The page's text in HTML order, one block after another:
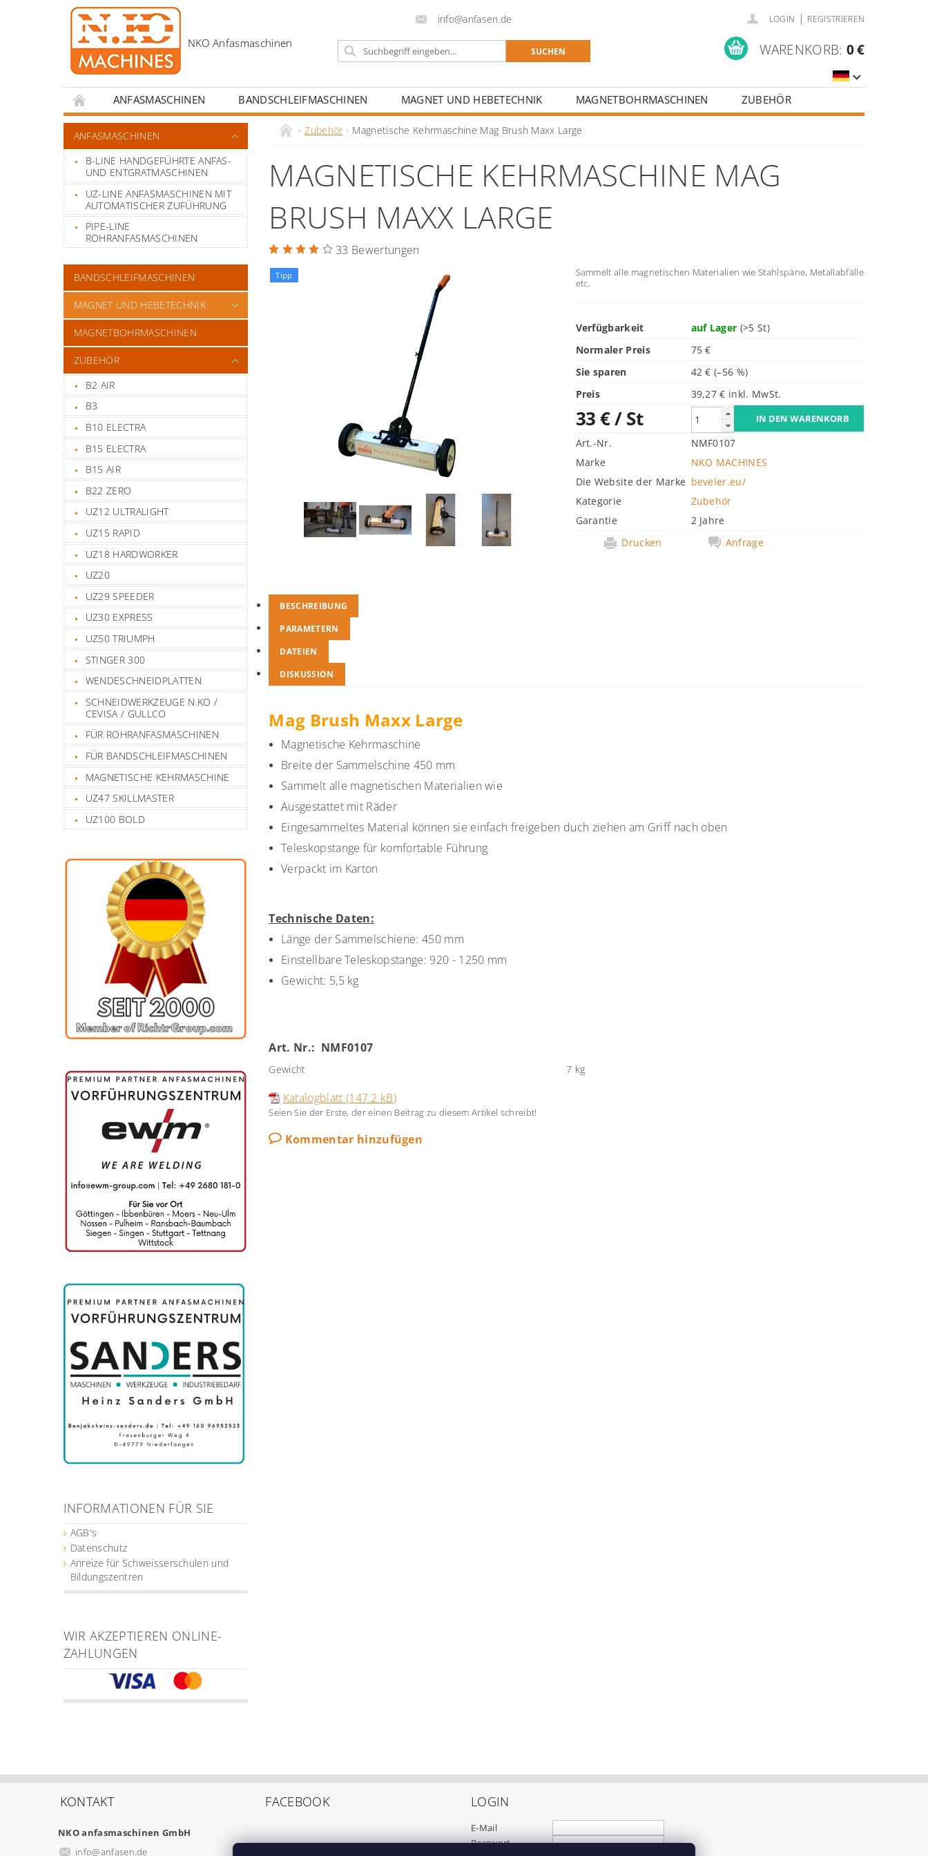
info@anfasen.de LOGIN | REGISTRIEREN
WARENKORB: 0 €
ANFASMASCHINEN BANDSCHLEIFMASCHINEN MAGNET UND HEBETECHNIK MAGNETBOHRMASCHINEN
ZUBEHÖR
KONTAKT
ANREIZE FÜR SCHWEISSERSCHULEN UND BILDUNGSZENTREN
ANFASMASCHINEN
B-LINE HANDGEFÜHRTE ANFAS-
UND ENTGRATMASCHINEN
UZ-LINE ANFASMASCHINEN MIT
AUTOMATISCHER ZUFÜHRUNG
PIPE-LINE
ROHRANFASMASCHINEN
BANDSCHLEIFMASCHINEN
MAGNET UND HEBETECHNIK
MAGNETBOHRMASCHINEN
ZUBEHÖR
B2 AIR
B3
B10 ELECTRA
B15 ELECTRA
B15 AIR
B22 ZERO
UZ12 ULTRALIGHT
UZ15 RAPID
UZ18 HARDWORKER
UZ20
UZ29 SPEEDER
UZ30 EXPRESS
UZ50 TRIUMPH
STINGER 300
WENDESCHNEIDPLATTEN
SCHNEIDWERKZEUGE N.KO /
CEVISA / GULLCO
FÜR ROHRANFASMASCHINEN
FÜR BANDSCHLEIFMASCHINEN
MAGNETISCHE KEHRMASCHINE
UZ47 SKILLMASTER
UZ100 BOLD
INFORMATIONEN FÜR SIE
AGB's
Datenschutz
Anreize für Schweisserschulen und
Bildungszentren
WIR AKZEPTIEREN ONLINE-
ZAHLUNGEN
Zubehör Magnetische Kehrmaschine Mag Brush Maxx Large
MAGNETISCHE KEHRMASCHINE MAG
BRUSH MAXX LARGE
33 Bewertungen
Tipp
Sammelt alle magnetischen Materialien wie Stahlspäne, Metallabfälle
etc.
Verfügbarkeit auf Lager (>5 St)
Normaler Preis
75 €
Sie sparen
42 €(–56 %)
Preis
39,27 € inkl. MwSt.
33 €/ St
Art.-Nr.
NMF0107
Marke
NKO MACHINES
Die Website der Marke beveler.eu/
Kategorie
Zubehör
Garantie
2 Jahre
Drucken
Anfrage
BESCHREIBUNG
PARAMETERN
DATEIEN
DISKUSSION
Mag Brush Maxx Large
Magnetische Kehrmaschine
Breite der Sammelschine 450 mm
Sammelt alle magnetischen Materialien wie
Ausgestattet mit Räder
Eingesammeltes Material können sie einfach freigeben duch ziehen am Griff nach oben
Teleskopstange für komfortable Führung
Verpackt im Karton
Technische Daten:
Länge der Sammelschiene: 450 mm
Einstellbare Teleskopstange: 920 - 1250 mm
Gewicht: 5,5 kg
Art. Nr.: NMF0107
Gewicht 7 kg
Katalogblatt (147.2 kB)
Seien Sie der Erste, der einen Beitrag zu diesem Artikel schreibt!
Kommentar hinzufügen
KONTAKT
NKO anfasmaschinen GmbH
info@anfasen.de
FACEBOOK LOGIN
E-Mail
Passwort